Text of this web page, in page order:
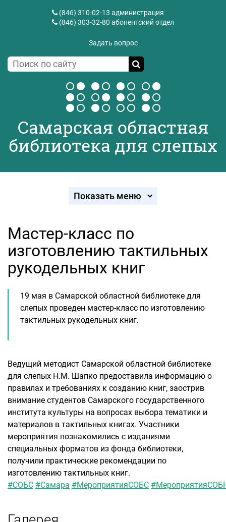
(846) 310-02-13 администрация
(846) 303-32-80 абонентский отдел
Задать вопрос
Самарская областная
библиотека для слепых
Показать меню
Мастер-класс по
изготовлению тактильных
рукодельных книг
19 мая в Самарской областной библиотеке для
слепых проведен мастер-класс по изготовлению
тактильных рукодельных книг.
Ведущий методист Самарской областной библиотеке
для слепых Н.М. Шапко предоставила информацию о
правилах и требованиях к созданию книг, заострив
внимание студентов Самарского государственного
института культуры на вопросах выбора тематики и
материалов в тактильных книгах. Участники
мероприятия познакомились с изданиями
специальных форматов из фонда библиотеки,
получили практические рекомендации по
изготовлению тактильных книг.
#СОБС #Самара #МероприятияСОБС